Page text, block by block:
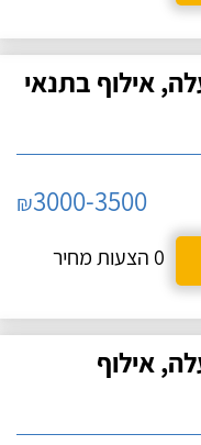
אילוף בתנאי
₪3000-3500
0 הצעות מחיר
אילוף